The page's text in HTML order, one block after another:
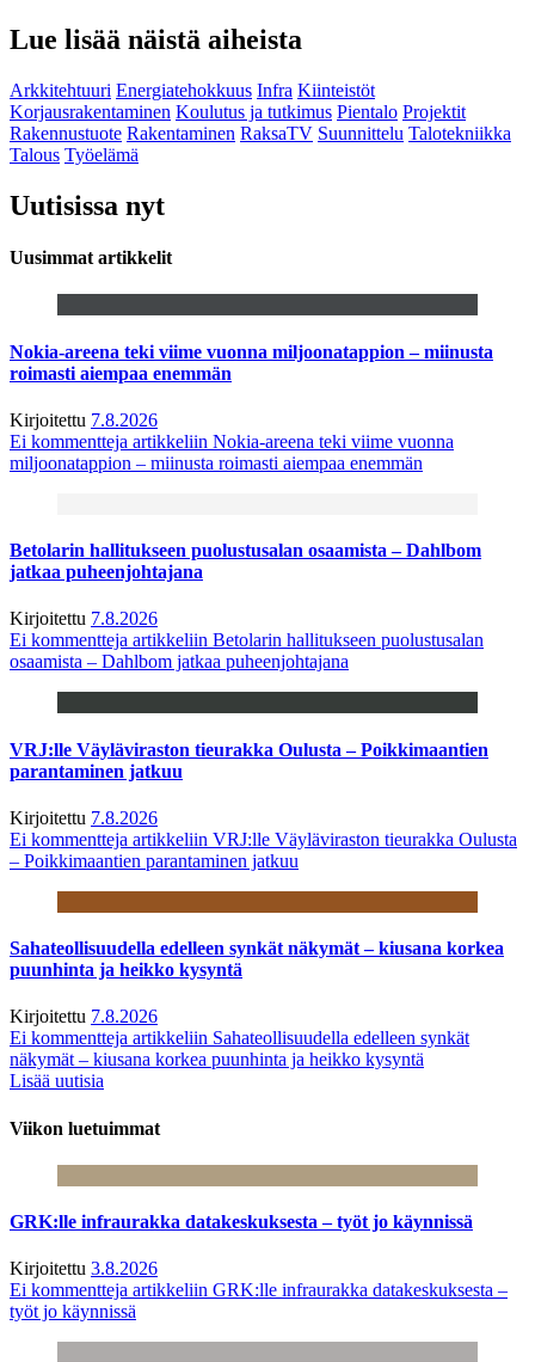
Lue lisää näistä aiheista
Arkkitehtuuri Energiatehokkuus Infra Kiinteistöt
Korjausrakentaminen Koulutus ja tutkimus Pientalo Projektit
Rakennustuote Rakentaminen RaksaTV Suunnittelu Talotekniikka
Talous Työelämä
Uutisissa nyt
Uusimmat artikkelit
Nokia-areena teki viime vuonna miljoonatappion – miinusta
roimasti aiempaa enemmän
Kirjoitettu 7.8.2026
Ei kommentteja artikkeliin Nokia-areena teki viime vuonna
miljoonatappion – miinusta roimasti aiempaa enemmän
Betolarin hallitukseen puolustusalan osaamista – Dahlbom
jatkaa puheenjohtajana
Kirjoitettu 7.8.2026
Ei kommentteja artikkeliin Betolarin hallitukseen puolustusalan
osaamista – Dahlbom jatkaa puheenjohtajana
VRJ:lle Väyläviraston tieurakka Oulusta – Poikkimaantien
parantaminen jatkuu
Kirjoitettu 7.8.2026
Ei kommentteja artikkeliin VRJ:lle Väyläviraston tieurakka Oulusta
– Poikkimaantien parantaminen jatkuu
Sahateollisuudella edelleen synkät näkymät – kiusana korkea
puunhinta ja heikko kysyntä
Kirjoitettu 7.8.2026
Ei kommentteja artikkeliin Sahateollisuudella edelleen synkät
näkymät – kiusana korkea puunhinta ja heikko kysyntä
Lisää uutisia
Viikon luetuimmat
GRK:lle infraurakka datakeskuksesta – työt jo käynnissä
Kirjoitettu 3.8.2026
Ei kommentteja artikkeliin GRK:lle infraurakka datakeskuksesta –
työt jo käynnissä